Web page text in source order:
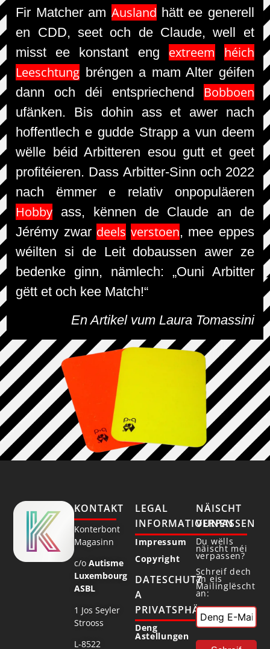
Fir Matcher am Ausland hätt ee generell
en CDD, seet och de Claude, well et
misst ee konstant eng extreem
héich
Leeschtung bréngen a mam Alter géifen
dann och déi entspriechend Bobboen
ufänken. Bis dohin ass et awer nach
hoffentlech e gudde Strapp a vun deem
wëlle béid Arbitteren esou gutt et geet
profitéieren. Dass Arbitter-Sinn och 2022
nach ëmmer e relativ onpopuläeren
Hobby ass, kënnen de Claude an de
Jérémy zwar deels verstoen, mee eppes
wéilten si de Leit dobaussen awer ze
bedenke ginn, nämlech: „Ouni Arbitter
gëtt et och kee Match!“
En Artikel vum Laura Tomassini
KONTAKT
Konterbont
Magasinn
c/oAutisme
Luxembourg
ASBL
1 Jos Seyler
Strooss
L-8522
LEGAL
INFORMATIOUNEN
Impressum
Copyright
DATESCHUTZ
A
PRIVATSPHÄR
Deng
Astellungen
NÄISCHT
VERPASSEN
Du wëlls
näischt méi
verpassen?
Schreif dech
an eis
Mailinglëscht
an: